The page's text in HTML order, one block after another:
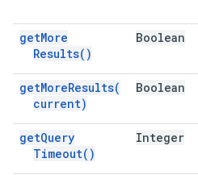
getMore
Results( )
Boolean
getMoreResults(
current)
Boolean
getQuery
Timeout( )
Integer